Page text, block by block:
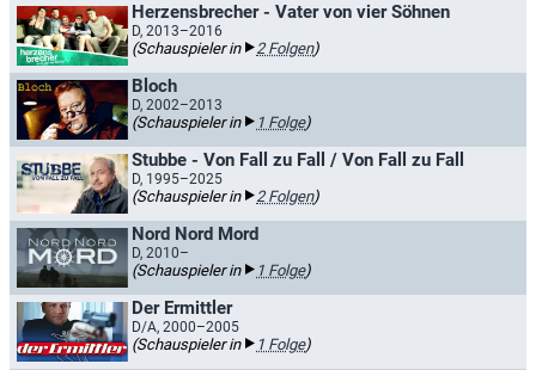
Herzensbrecher - Vater von vier Söhnen
D, 2013–2016
(Schauspieler in 2 Folgen)
Bloch
D, 2002–2013
(Schauspieler in 1 Folge)
Stubbe - Von Fall zu Fall / Von Fall zu Fall
D, 1995–2025
(Schauspieler in 2 Folgen)
Nord Nord Mord
D, 2010–
(Schauspieler in 1 Folge)
Der Ermittler
D/A, 2000–2005
(Schauspieler in 1 Folge)